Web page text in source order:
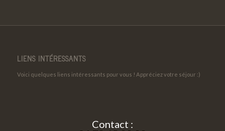
LIENS INTÉRESSANTS
Voici quelques liens intéressants pour vous ! Appréciez votre séjour :)
Contact :